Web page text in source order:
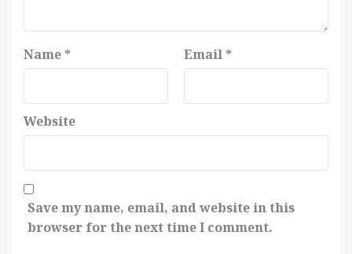
Name * Email *
Website
Save my name, email, and website in this
browser for the next time I comment.